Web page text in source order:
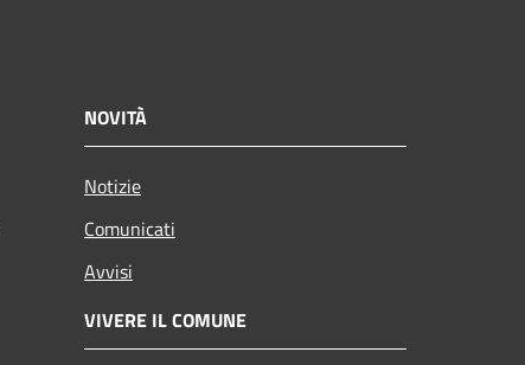
NOVITÀ
Notizie
Comunicati
Avvisi
VIVERE IL COMUNE